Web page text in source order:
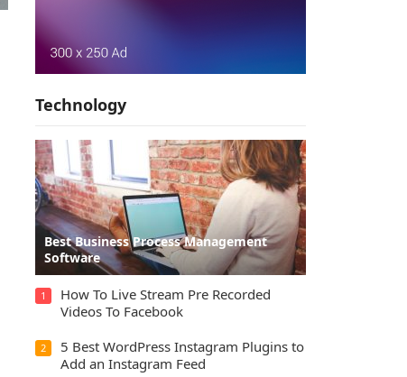
Technology
Best Business Process Management
Software
1
How To Live Stream Pre Recorded
Videos To Facebook
2
5 Best WordPress Instagram Plugins to
Add an Instagram Feed